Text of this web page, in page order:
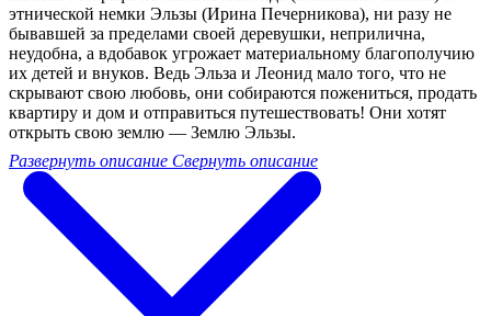
этнической немки Эльзы (Ирина Печерникова), ни разу не
бывавшей за пределами своей деревушки, неприлична,
неудобна, а вдобавок угрожает материальному благополучию
их детей и внуков. Ведь Эльза и Леонид мало того, что не
скрывают свою любовь, они собираются пожениться, продать
квартиру и дом и отправиться путешествовать! Они хотят
открыть свою землю — Землю Эльзы.
Развернуть описание Свернуть описание